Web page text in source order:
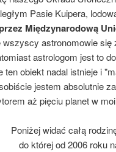
Pasie Kuipera,
Międzynarodową
wszyscy astronomowie
astrologom jest to
ten obiekt nadal istnieje i
jestem absolutnie
aż pięciu planet w
Poniżej widać całą
do której od 2006 roku